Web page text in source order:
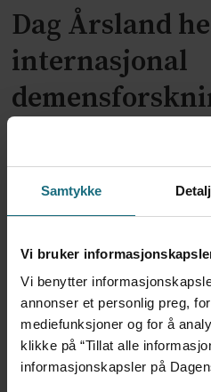
Samtykke
Vi bruker
Vi benytter
annonser et personlig preg,
mediefunksjoner og for å
klikke på “Tillat alle
informasjonskapsler på
Dag Årsland
internasjonal
Boots Apotek
Health2B